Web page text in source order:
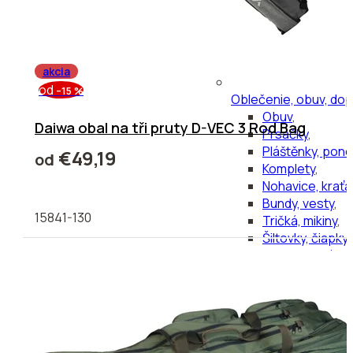
Oblečenie, obuv,
Obuv,
Prsačky,
Pláštěnky,
Komplety,
Nohavice,
Bundy, vesty,
Tričká, mikiny,
Šiltovky,
Rukavice,
akcia
od –15 %
Daiwa obal na tři pruty D-VEC 3 Rod Bag
od €49,19
15841-130